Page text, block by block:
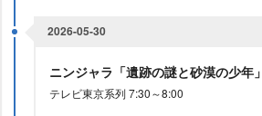
2026-05-30
ニンジャラ「遺跡の謎と砂漠の少年」
テレビ東京系列 7:30～8:00